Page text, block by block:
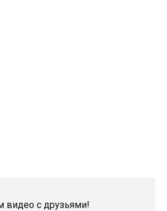
видео с друзьями!